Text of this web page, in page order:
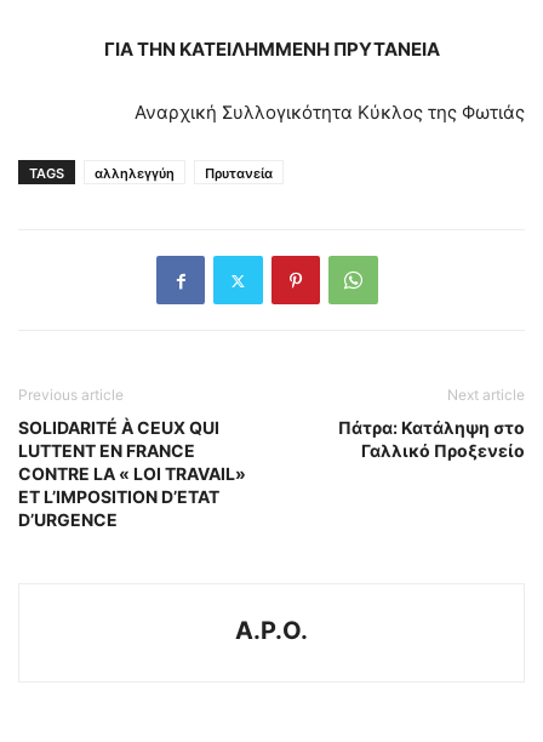
ΓΙΑ ΤΗΝ ΚΑΤΕΙΛΗΜΜΕΝΗ ΠΡΥΤΑΝΕΙΑ
Αναρχική Συλλογικότητα Κύκλος της Φωτιάς
TAGS αλληλεγγύη Πρυτανεία
Previous article
SOLIDARITÉ À CEUX QUI
LUTTENT EN FRANCE
CONTRE LA « LOI TRAVAIL»
ET L’IMPOSITION D’ETAT
D’URGENCE
Next article
Πάτρα: Κατάληψη στο
Γαλλικό Προξενείο
A.P.O.